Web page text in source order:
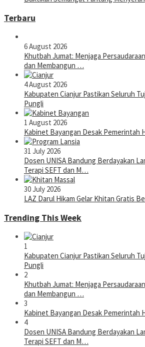
Terbaru
6 August 2026
Khutbah Jumat: Menjaga
dan Membangun …
4 August 2026
Kabupaten Cianjur Pastikan Seluruh
Pungli
1 August 2026
Kabinet Bayangan Desak Pemerintah
31 July 2026
Dosen UNISA Bandung Berdayakan
Terapi SEFT dan M…
30 July 2026
LAZ Darul Hikam Gelar Khitan Gratis
Trending This Week
1
Kabupaten Cianjur Pastikan Seluruh
Pungli
2
Khutbah Jumat: Menjaga
dan Membangun …
3
Kabinet Bayangan Desak Pemerintah
4
Dosen UNISA Bandung Berdayakan
Terapi SEFT dan M…